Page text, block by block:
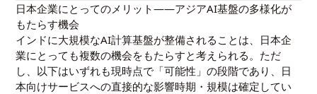
日本企業にとってのメリット——アジアAI基盤の多様化が
もたらす機会
インドに大規模なAI計算基盤が整備されることは、日本企
業にとっても複数の機会をもたらすと考えられる。ただ
し、以下はいずれも現時点で「可能性」の段階であり、日
本向けサービスへの直接的な影響時期・規模は確定してい